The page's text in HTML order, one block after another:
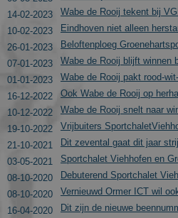
14-02-2023
Wabe de Rooij tekent bij
10-02-2023
Eindhoven niet alleen
26-01-2023
Beloftenploeg
07-01-2023
Wabe de Rooij blijft winnen
01-01-2023
Wabe de Rooij pakt rood-
16-12-2022
Ook Wabe de Rooij op
10-12-2022
Wabe de Rooij snelt naar
19-10-2022
Vrijbuiters
21-10-2021
Dit zevental gaat dit jaar
03-05-2021
Sportchalet Viehhofen en
08-10-2020
Debuterend Sportchalet
08-10-2020
Vernieuwd Ormer ICT wil
16-04-2020
Dit zijn de nieuwe